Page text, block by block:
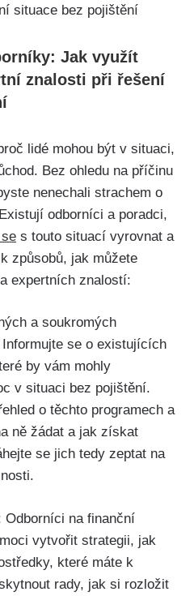
Jak využít
znalosti při řešení
lidé mohou být v situaci,
Bez ohledu na příčinu
nenechali strachem o
odborníci a poradci,
s touto situací vyrovnat a
způsobů, jak můžete
expertních znalostí:
a soukromých
se o existujících
by vám mohly
v situaci bez pojištění.
o těchto programech a
ně žádat a jak získat
se jich tedy zeptat na
Odborníci na finanční
vytvořit strategii, jak
které máte k
rady, jak si rozložit